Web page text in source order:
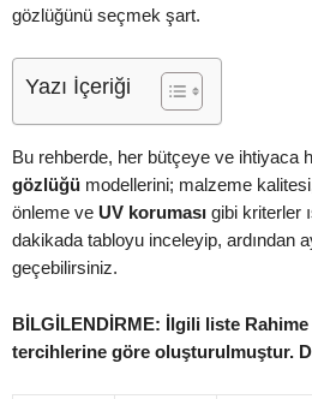
gözlüğünü seçmek şart.
Yazı İçeriği
Bu rehberde, her bütçeye ve ihtiyaca
gözlüğü modellerini; malzeme
önleme ve UV koruması gibi kriterler
dakikada tabloyu inceleyip, ardından
geçebilirsiniz.
BİLGİLENDİRME: İlgili liste
tercihlerine göre oluşturulmuştur.